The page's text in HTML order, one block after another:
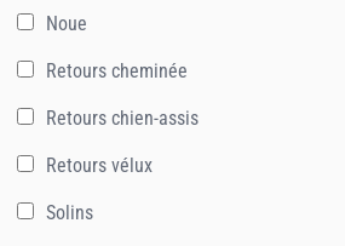
Noue
Retours cheminée
Retours chien-assis
Retours vélux
Solins